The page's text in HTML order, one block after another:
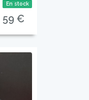
En stock
59 €